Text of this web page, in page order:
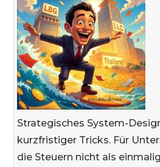
Strategisches System-
kurzfristiger Tricks. Für
die Steuern nicht als